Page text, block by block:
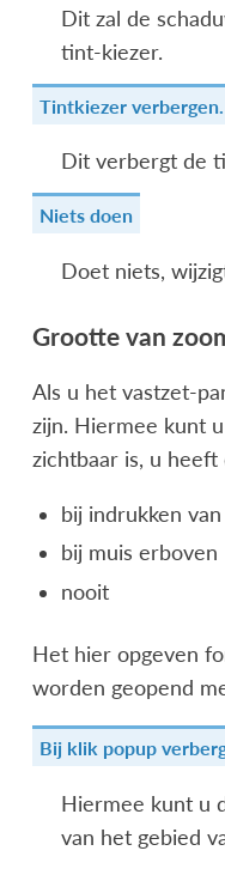
Dit zal de
tint-kiezer.
Tintkiezer verbergen.
Dit verbergt de
Niets doen
Doet niets,
Grootte van
Als u het vastzet-
zijn. Hiermee kunt
zichtbaar is, u
bij indrukken
bij muis erboven
nooit
Het hier opgeven
worden geopend
Bij klik popup
Hiermee kunt u
van het gebied